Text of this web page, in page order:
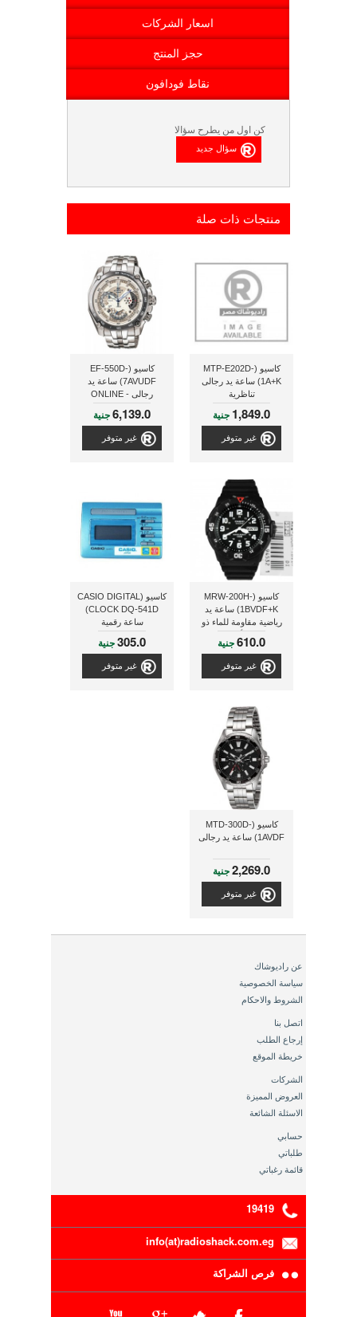
اسعار الشركات
حجز المنتج
نقاط فودافون
كن اول من يطرح سؤالا
منتجات ذات صلة
كاسيو (MTP-E202D-
1A+K) ساعة يد رجالى
تناظرية
1,849.0 جنية
غير متوفر
كاسيو (EF-550D-
7AVUDF) ساعة يد
رجالى - ONLINE
6,139.0جنية
غير متوفر
كاسيو (MRW-200H-
1BVDF+K) ساعة يد
رياضية مقاومة للماء ذو
لون أسود
610.0جنية
غير متوفر
كاسيو (CASIO DIGITAL
CLOCK DQ-541D)
ساعة رقمية
305.0جنية
غير متوفر
كاسيو (MTD-300D-
1AVDF) ساعة يد رجالى
2,269.0جنية
غير متوفر
عن راديوشاك
سياسة الخصوصية
الشروط والاحكام
اتصل بنا
إرجاع الطلب
خريطة الموقع
الشركات
العروض المميزة
الاسئلة الشائعة
حسابي
طلباتي
قائمة رغباتي
19419
info(at)radioshack.com.eg
فرص الشراكة